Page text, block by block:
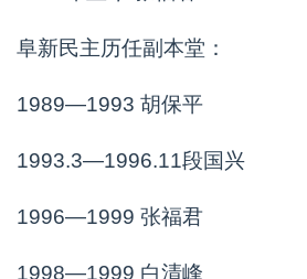
阜新民主历任副本堂：
1989—1993 胡保平
1993.3—1996.11段国兴
1996—1999 张福君
1998—1999 白清峰